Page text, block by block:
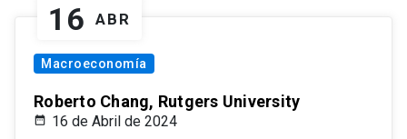
16 ABR
Macroeconomía
Roberto Chang, Rutgers University
16 de Abril de 2024